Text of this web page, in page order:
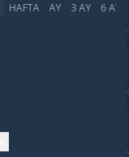
HAFTA AY 3 AY 6 AY